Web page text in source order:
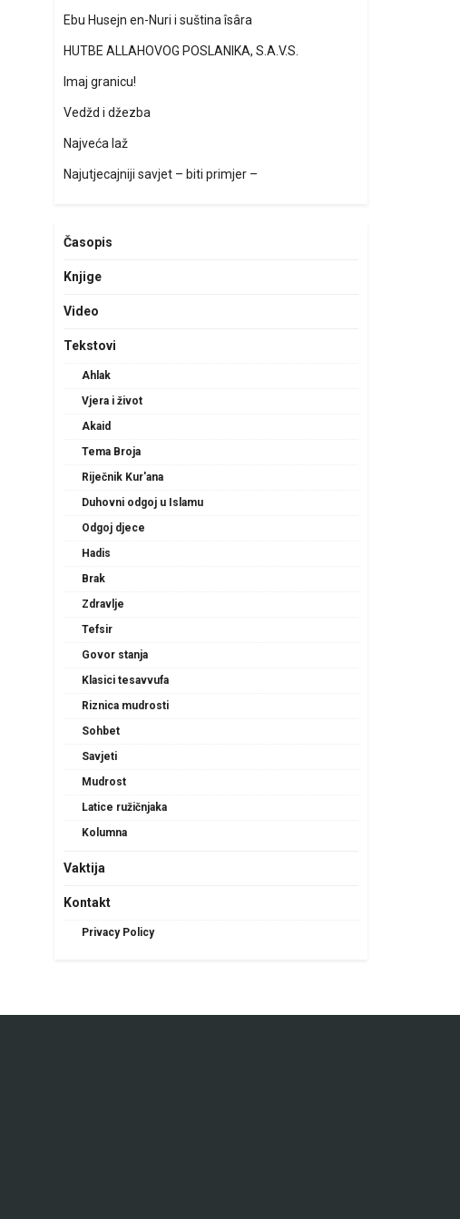
Ebu Husejn en-Nuri i suština îsâra
HUTBE ALLAHOVOG POSLANIKA, S.A.V.S.
Imaj granicu!
Vedžd i džezba
Najveća laž
Najutjecajniji savjet – biti primjer –
Časopis
Knjige
Video
Tekstovi
Ahlak
Vjera i život
Akaid
Tema Broja
Riječnik Kur'ana
Duhovni odgoj u Islamu
Odgoj djece
Hadis
Brak
Zdravlje
Tefsir
Govor stanja
Klasici tesavvufa
Riznica mudrosti
Sohbet
Savjeti
Mudrost
Latice ružičnjaka
Kolumna
Vaktija
Kontakt
Privacy Policy